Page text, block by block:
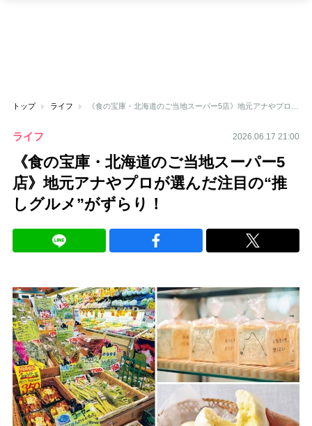
トップ ライフ
ライフ 2026.06.17 21:00
《食の宝庫・北海道のご当地スーパー5
店》地元アナやプロが選んだ注目の“推
しグルメ”がずらり！